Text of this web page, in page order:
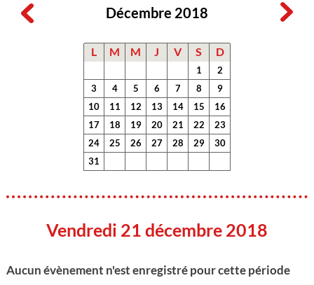
Décembre 2018
L M M J V S D
1
2
3
4 5 6 7 8
9
10
11 12 13 14 15
16
17
18 19 20 21 22
23
24
25 26 27 28 29
30
31
Vendredi 21 décembre 2018
Aucun évènement n'est enregistré pour cette période